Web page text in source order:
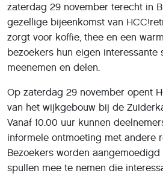
zaterdag 29 november terecht in
gezellige bijeenkomst van
zorgt voor koffie, thee en een
bezoekers hun eigen interessante
meenemen en delen.
Op zaterdag 29 november opent
van het wijkgebouw bij de
Vanaf 10.00 uur kunnen
informele ontmoeting met andere
Bezoekers worden
spullen mee te nemen die